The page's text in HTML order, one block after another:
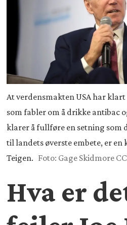
At verdensmakten USA har
som fabler om å drikke antibac
klarer å fullføre en setning som
til landets øverste embete, er en
Teigen. Foto: Gage Skidmore
Hva er